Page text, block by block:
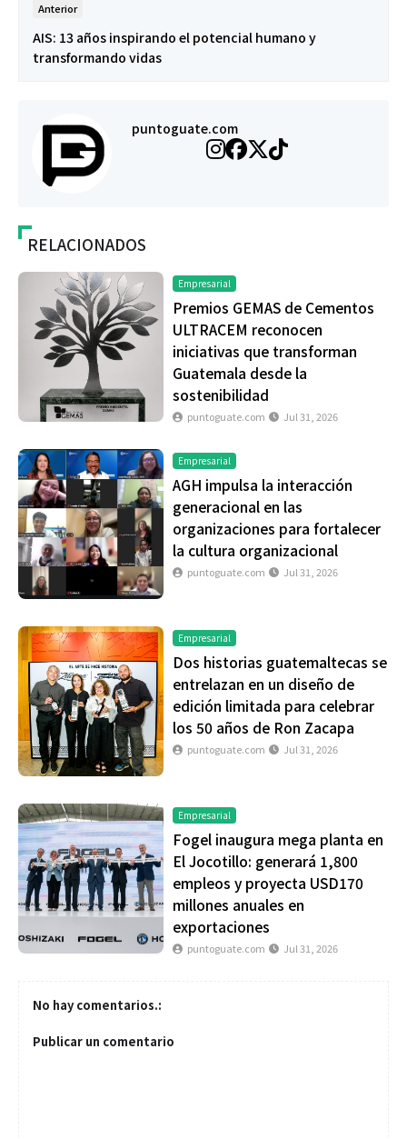
Anterior
AIS: 13 años inspirando el potencial humano y
transformando vidas
puntoguate.com
RELACIONADOS
Empresarial
Premios GEMAS de Cementos
ULTRACEM reconocen
iniciativas que transforman
Guatemala desde la
sostenibilidad
puntoguate.com Jul 31, 2026
Empresarial
AGH impulsa la interacción
generacional en las
organizaciones para fortalecer
la cultura organizacional
puntoguate.com Jul 31, 2026
Empresarial
Dos historias guatemaltecas se
entrelazan en un diseño de
edición limitada para celebrar
los 50 años de Ron Zacapa
puntoguate.com Jul 31, 2026
Empresarial
Fogel inaugura mega planta en
El Jocotillo: generará 1,800
empleos y proyecta USD170
millones anuales en
exportaciones
puntoguate.com Jul 31, 2026
No hay comentarios.:
Publicar un comentario